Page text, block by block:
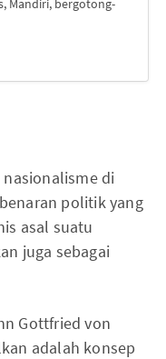
Mandiri, bergotong-
di
politik yang
asal suatu
juga sebagai
Gottfried von
adalah konsep